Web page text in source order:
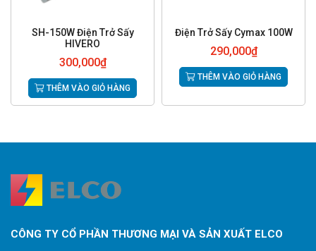
SH-150W Điện Trở Sấy
HIVERO
300,000₫
THÊM VÀO GIỎ HÀNG
Điện Trở Sấy Cymax 100W
290,000₫
THÊM VÀO GIỎ HÀNG
CÔNG TY CỔ PHẦN THƯƠNG MẠI VÀ SẢN XUẤT ELCO